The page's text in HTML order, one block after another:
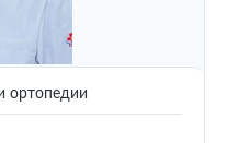
ортопедии